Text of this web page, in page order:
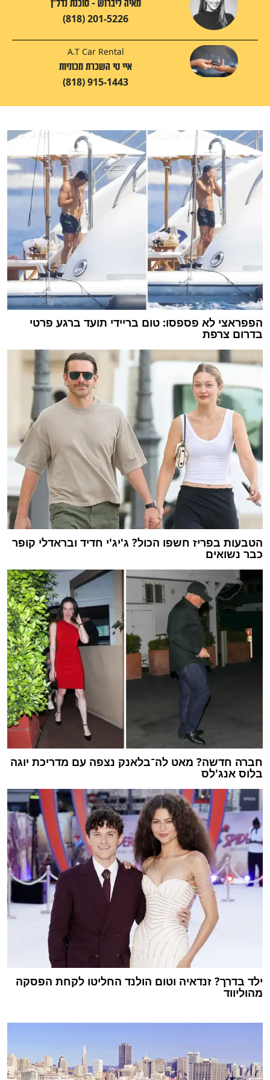
מאיה ליברוש - סוכנת נדל"ן
(818) 201-5226
A.T Car Rental
איי טי השכרת מכוניות
(818) 915-1443
הפפראצי לא פספסו: טום בריידי תועד ברגע פרטי
בדרום צרפת
הטבעות בפריז חשפו הכול? ג'יג'י חדיד ובראדלי קופר
כבר נשואים
חברה חדשה? מאט לה־בלאנק נצפה עם מדריכת יוגה
בלוס אנג'לס
ילד בדרך? זנדאיה וטום הולנד החליטו לקחת הפסקה
מהוליווד